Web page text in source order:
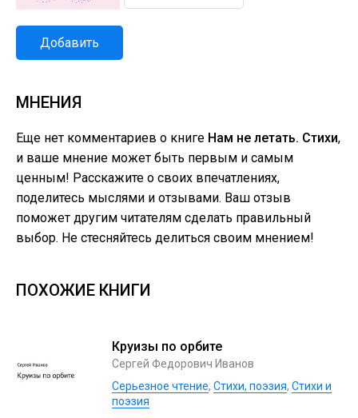
Добавить
МНЕНИЯ
Еще нет комментариев о книге Нам не летать. Стихи,
и ваше мнение может быть первым и самым
ценным! Расскажите о своих впечатлениях,
поделитесь мыслями и отзывами. Ваш отзыв
поможет другим читателям сделать правильный
выбор. Не стесняйтесь делиться своим мнением!
ПОХОЖИЕ КНИГИ
Круизы по орбите
Сергей Федорович Иванов
Серьезное чтение, Cтихи, поэзия, Стихи и
поэзия